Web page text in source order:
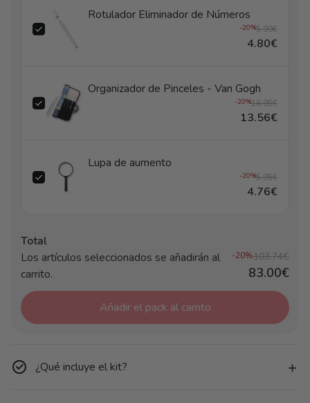
Rotulador Eliminador de Números
-20%5.99€
4.80€
Organizador de Pinceles - Van Gogh
-20%16.95€
13.56€
Lupa de aumento
-20%5.95€
4.76€
Total
Los artículos seleccionados se añadirán al
carrito.
-20%103.74€
83.00€
Añadir el pack al carrito
¿Qué incluye el kit?